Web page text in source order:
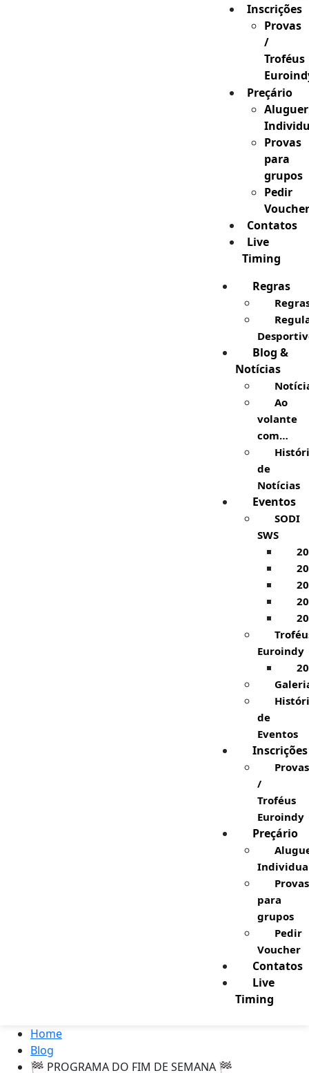
Inscrições
Provas
/
Troféus
Preçário
Aluguer
Provas
para
grupos
Pedir
Voucher
Contatos
Live
Timing
Regras
Blog &
Notícias
Ao
volante
com…
de
Notícias
Eventos
SODI
SWS
Euroindy
de
Eventos
Inscrições
Provas
/
Troféus
Euroindy
Preçário
Provas
para
grupos
Pedir
Voucher
Contatos
Live
Timing
Home
Blog
🏁 PROGRAMA DO FIM DE SEMANA 🏁